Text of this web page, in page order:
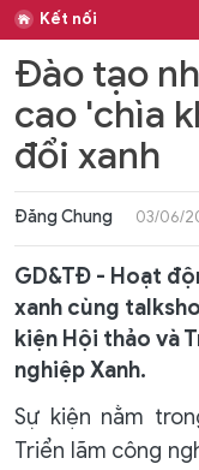
Kết nối
Đào tạo
cao 'chìa
đổi xanh
Đăng Chung 03/06/
GD&TĐ - Hoạt
xanh cùng
kiện Hội thảo và
nghiệp Xanh.
Sự kiện nằm
Triển lãm công